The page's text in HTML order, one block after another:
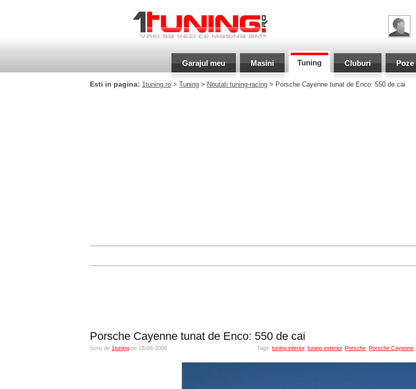
Garajul meu Masini Tuning Cluburi Poze
Esti in pagina: 1tuning.ro > Tuning > Noutati tuning-racing > Porsche Cayenne tunat de Enco: 550 de cai
Porsche Cayenne tunat de Enco: 550 de cai
Scris de 1tuning pe 18-06-2008 Tags: tuning interior, tuning exterior, Porsche Porsche Cayenne